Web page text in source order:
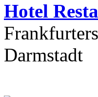
Hotel
Darmstadt